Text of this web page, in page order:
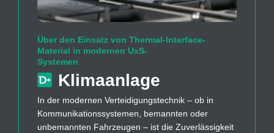
Über den Einsatz von Thermal-Interface-
Material in modernen UxS-
Systemen
Klimaanlage
In der modernen Verteidigungstechnik – ob in
Kommunikationssystemen, bemannten oder
unbemannten Fahrzeugen – ist die Zuverlässigkeit